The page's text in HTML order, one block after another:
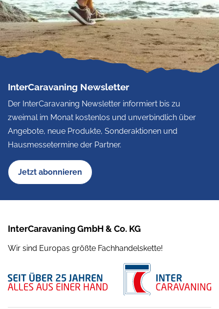
InterCaravaning Newsletter
Der InterCaravaning Newsletter informiert bis zu
zweimal im Monat kostenlos und unverbindlich über
Angebote, neue Produkte, Sonderaktionen und
Hausmessetermine der Partner.
Jetzt abonnieren
InterCaravaning GmbH & Co. KG
Wir sind Europas größte Fachhandelskette!